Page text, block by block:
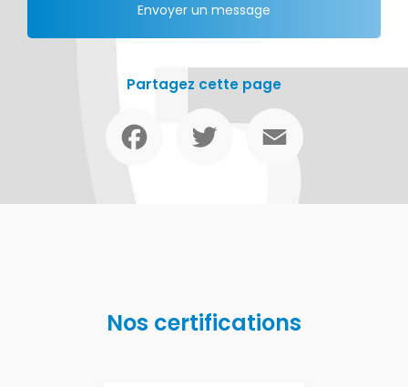
Envoyer un message
Partagez cette page
Facebook Twitter
Nos certifications